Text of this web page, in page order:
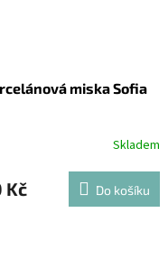
miska Sofia
Skladem
Kč Do košíku